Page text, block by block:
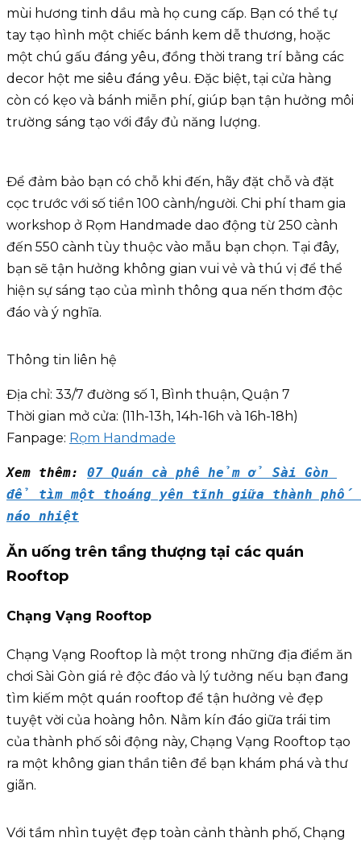
mùi hương tinh dầu mà họ cung cấp. Bạn có thể tự
tay tạo hình một chiếc bánh kem dễ thương, hoặc
một chú gấu đáng yêu, đồng thời trang trí bằng các
decor hột me siêu đáng yêu. Đặc biệt, tại cửa hàng
còn có kẹo và bánh miễn phí, giúp bạn tận hưởng môi
trường sáng tạo với đầy đủ năng lượng.
Để đảm bảo bạn có chỗ khi đến, hãy đặt chỗ và đặt
cọc trước với số tiền 100 cành/người. Chi phí tham gia
workshop ở Rọm Handmade dao động từ 250 cành
đến 550 cành tùy thuộc vào mẫu bạn chọn. Tại đây,
bạn sẽ tận hưởng không gian vui vẻ và thú vị để thể
hiện sự sáng tạo của mình thông qua nến thơm độc
đáo và ý nghĩa.
Thông tin liên hệ
Địa chỉ: 33/7 đường số 1, Bình thuận, Quận 7
Thời gian mở cửa: (11h-13h, 14h-16h và 16h-18h)
Fanpage: Rọm Handmade
Xem thêm: 07 Quán cà phê hẻm ở Sài Gòn
để tìm một thoáng yên tĩnh giữa thành phố
náo nhiệt
Ăn uống trên tầng thượng tại các quán
Rooftop
Chạng Vạng Rooftop
Chạng Vạng Rooftop là một trong những địa điểm ăn
chơi Sài Gòn giá rẻ độc đáo và lý tưởng nếu bạn đang
tìm kiếm một quán rooftop để tận hưởng vẻ đẹp
tuyệt vời của hoàng hôn. Nằm kín đáo giữa trái tim
của thành phố sôi động này, Chạng Vạng Rooftop tạo
ra một không gian thần tiên để bạn khám phá và thư
giãn.
Với tầm nhìn tuyệt đẹp toàn cảnh thành phố, Chạng